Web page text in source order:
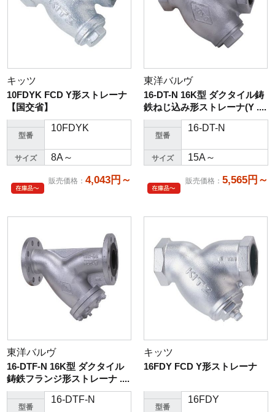
キッツ
10FDYK FCD Y形ストレーナ
【国交省】
型番
10FDYK
サイズ 8A～
販売価格 ： 4,043円～
東洋バルヴ
16-DT-N 16K型 ダクタイル鋳
鉄ねじ込み形ストレーナ(Y ....
型番
16-DT-N
サイズ 15A～
販売価格 ： 5,565円～
東洋バルヴ
16-DTF-N 16K型 ダクタイル
鋳鉄フランジ形ストレーナ ....
型番
16-DTF-N
キッツ
16FDY FCD Y形ストレーナ
型番
16FDY